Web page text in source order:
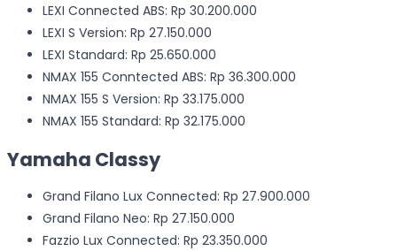
LEXI Connected ABS: Rp 30.200.000
LEXI S Version: Rp 27.150.000
LEXI Standard: Rp 25.650.000
NMAX 155 Conntected ABS: Rp 36.300.000
NMAX 155 S Version: Rp 33.175.000
NMAX 155 Standard: Rp 32.175.000
Yamaha Classy
Grand Filano Lux Connected: Rp 27.900.000
Grand Filano Neo: Rp 27.150.000
Fazzio Lux Connected: Rp 23.350.000